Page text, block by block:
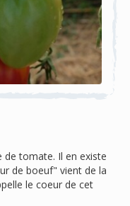
tomate. Il en existe
de boeuf" vient de la
le coeur de cet